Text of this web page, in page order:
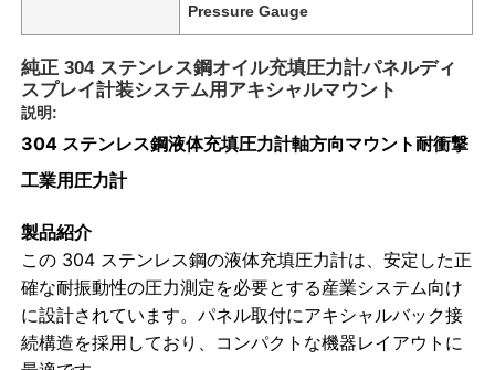
Pressure Gauge
純正 304 ステンレス鋼オイル充填圧力計パネルディ
スプレイ計装システム用アキシャルマウント
説明:
304 ステンレス鋼液体充填圧力計軸方向マウント耐衝撃
工業用圧力計
製品紹介
この 304 ステンレス鋼の液体充填圧力計は、安定した正
確な耐振動性の圧力測定を必要とする産業システム向け
に設計されています。パネル取付にアキシャルバック接
続構造を採用しており、コンパクトな機器レイアウトに